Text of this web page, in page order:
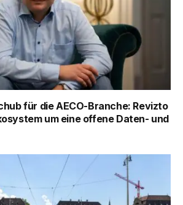
für die AECO-Branche: Revizto
um eine offene Daten- und